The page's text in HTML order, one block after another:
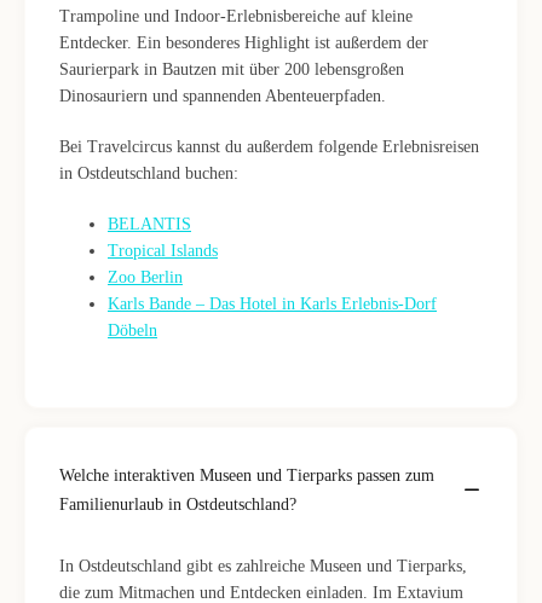
Trampoline und Indoor-Erlebnisbereiche auf kleine
Entdecker. Ein besonderes Highlight ist außerdem der
Saurierpark in Bautzen mit über 200 lebensgroßen
Dinosauriern und spannenden Abenteuerpfaden.
Bei Travelcircus kannst du außerdem folgende Erlebnisreisen
in Ostdeutschland buchen:
BELANTIS
Tropical Islands
Zoo Berlin
Karls Bande – Das Hotel in Karls Erlebnis-Dorf
Döbeln
Welche interaktiven Museen und Tierparks passen zum
Familienurlaub in Ostdeutschland?
In Ostdeutschland gibt es zahlreiche Museen und Tierparks,
die zum Mitmachen und Entdecken einladen. Im Extavium